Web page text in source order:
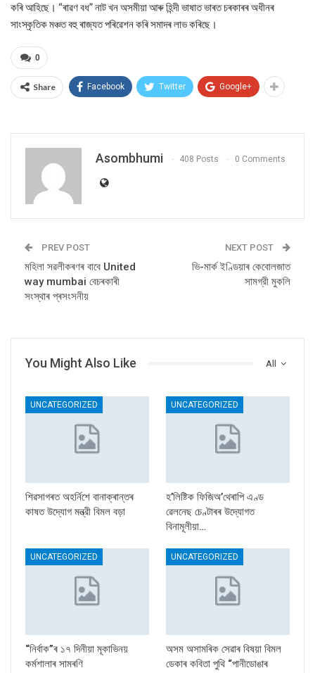
কৰি আহিছে। “ৰাৱণ বধ” নাট খন অসমীয়া আৰু হিন্দী ভাষাত ভাৰত চৰকাৰৰ অধীনৰ
সাংস্কৃতিক মঞ্চত বহু ৰাজ্যত পৰিৱেশন কৰি সমাদৰ লাভ কৰিছে।
0
Share Facebook Twitter Google+
Asombhumi 408 Posts 0 Comments
PREV POST
মহিলা সৱলীকৰণৰ বাবে United
way mumbai বেচৰকাৰী
সংস্থাৰ প্ৰসংসনীয়
NEXT POST
ভি-মাৰ্ক ইণ্ডিয়াৰ কেবোলজাত
সামগ্রী মুকলি
All
You Might Also Like
UNCATEGORIZED
শিৱসাগৰত অহৰ্নিশে বানাক্ৰান্তৰ
কাষত উদ্যোগ মন্ত্রী বিমল বড়া
UNCATEGORIZED
হ’লিষ্টিক ফিজিঅ’থেৰাপি এণ্ড
ৱেলনেছ চেণ্টাৰৰ উদ্যোগত
বিনামূলীয়া…
UNCATEGORIZED
“নিৰ্বাক”ৰ ১৭ দিনীয়া মূকাভিনয়
কৰ্মশালাৰ সামৰণি
UNCATEGORIZED
অসম অসামৰিক সেৱাৰ বিষয়া বিমল
ডেকাৰ কবিতা পুথি “পানীডোঙাৰ